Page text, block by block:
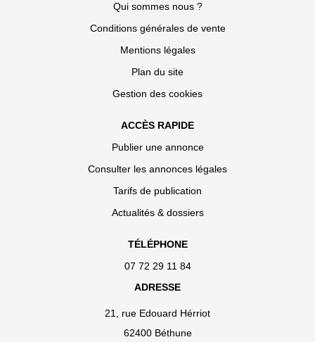
Qui sommes nous ?
Conditions générales de vente
Mentions légales
Plan du site
Gestion des cookies
ACCÈS RAPIDE
Publier une annonce
Consulter les annonces légales
Tarifs de publication
Actualités & dossiers
TÉLÉPHONE
07 72 29 11 84
ADRESSE
21, rue Edouard Hérriot
62400 Béthune